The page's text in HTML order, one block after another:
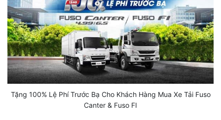
Tặng 100% Lệ Phí Trước Bạ Cho Khách Hàng Mua Xe Tải Fuso
Canter & Fuso FI